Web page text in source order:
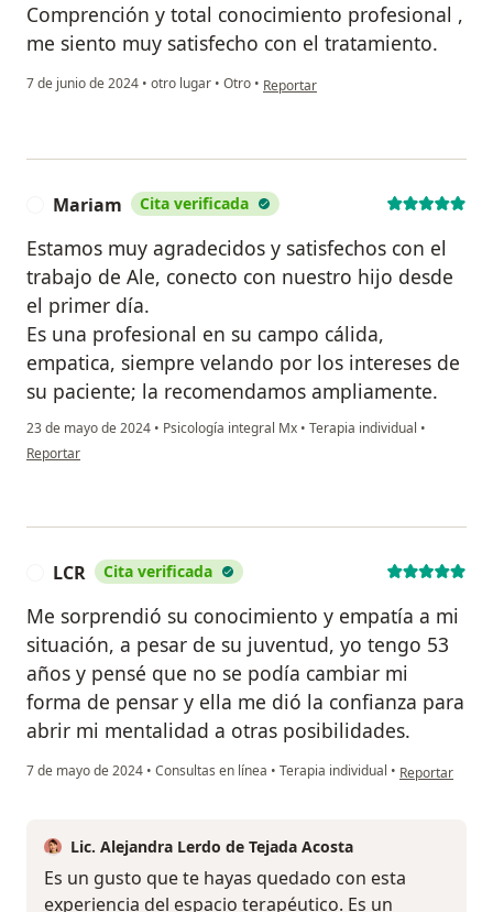
Comprención y total conocimiento profesional ,
me siento muy satisfecho con el tratamiento.
7 de junio de 2024 • otro lugar • Otro • en opinión del usuario Jorge Daher
Reportar
Mariam Cita verificada
Estamos muy agradecidos y satisfechos con el
trabajo de Ale, conecto con nuestro hijo desde
el primer día.
Es una profesional en su campo cálida,
empatica, siempre velando por los intereses de
su paciente; la recomendamos ampliamente.
23 de mayo de 2024 • Psicología integral Mx • Terapia individual •
en opinión del usuario Mariam
Reportar
LCR Cita verificada
Me sorprendió su conocimiento y empatía a mi
situación, a pesar de su juventud, yo tengo 53
años y pensé que no se podía cambiar mi
forma de pensar y ella me dió la confianza para
abrir mi mentalidad a otras posibilidades.
7 de mayo de 2024 • Consultas en línea • Terapia individual • en opinión del
Reportar
Lic. Alejandra Lerdo de Tejada Acosta
Es un gusto que te hayas quedado con esta
experiencia del espacio terapéutico. Es un